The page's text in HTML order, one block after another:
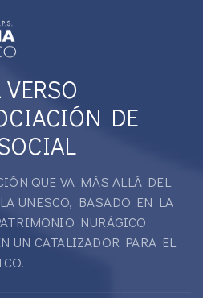
DE
QUE VA MÁS ALLÁ DEL
UNESCO, BASADO EN LA
NURÁGICO
UN CATALIZADOR PARA EL